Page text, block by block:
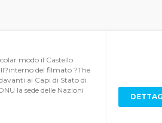
modo il Castello
del filmato ?The
ai Capi di Stato di
la sede delle Nazioni